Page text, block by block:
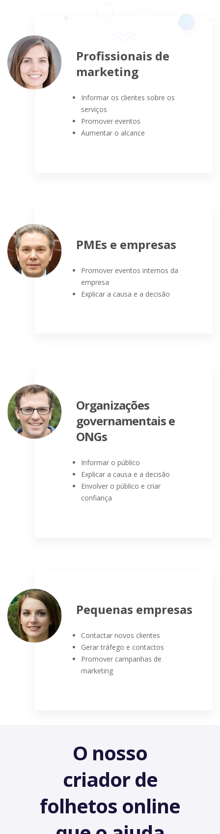
Profissionais de
marketing
Informar os clientes sobre os
serviços
Promover eventos
Aumentar o alcance
PMEs e empresas
Promover eventos internos da
empresa
Explicar a causa e a decisão
Organizações
governamentais e
ONGs
Informar o público
Explicar a causa e a decisão
Envolver o público e criar
confiança
Pequenas empresas
Contactar novos clientes
Gerar tráfego e contactos
Promover campanhas de
marketing
O nosso
criador de
folhetos online